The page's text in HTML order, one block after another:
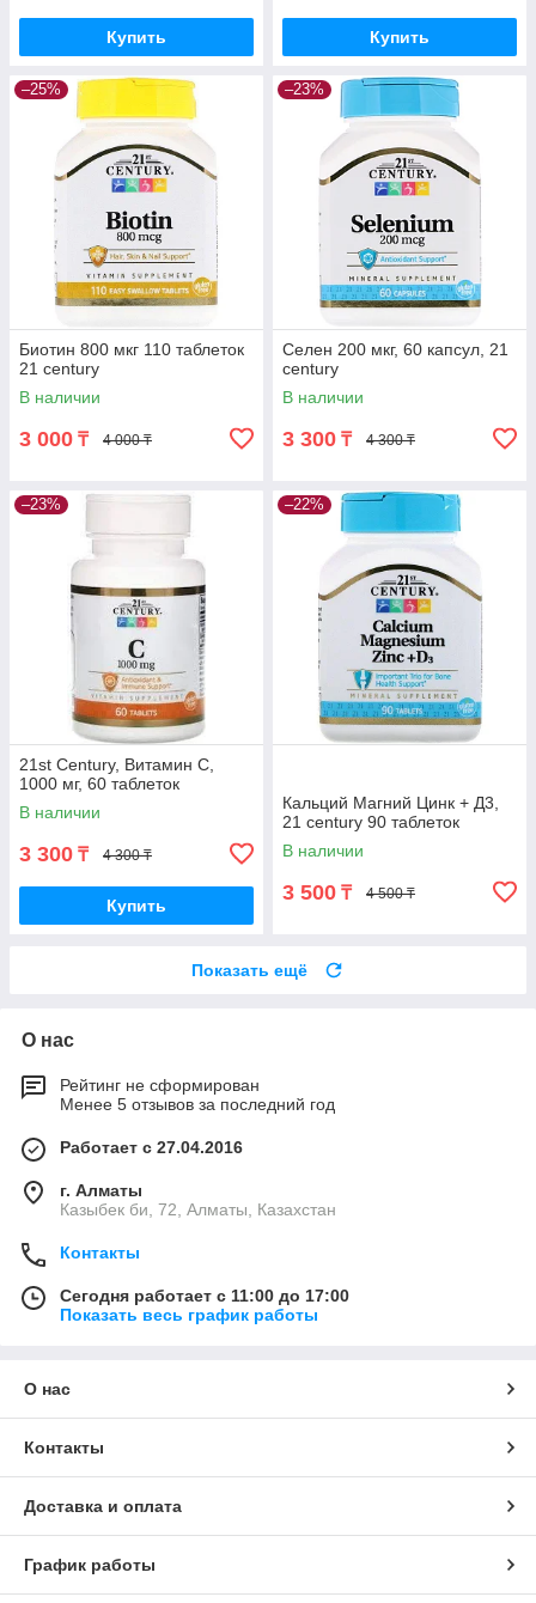
Купить Купить
–25%
Биотин 800 мкг 110 таблеток
21 century
В наличии
3 000 ₸ 4 000 ₸
–23%
Селен 200 мкг, 60 капсул, 21
century
В наличии
3 300 ₸ 4 300 ₸
–23%
21st Century, Витамин C,
1000 мг, 60 таблеток
В наличии
3 300 ₸ 4 300 ₸
Купить
–22%
Кальций Магний Цинк + Д3,
21 century 90 таблеток
В наличии
3 500 ₸ 4 500 ₸
Показать ещё
О нас
Рейтинг не сформирован
Менее 5 отзывов за последний год
Работает с 27.04.2016
г. Алматы
Казыбек би, 72, Алматы, Казахстан
Контакты
Сегодня работает с 11:00 до 17:00
Показать весь график работы
О нас
Контакты
Доставка и оплата
График работы